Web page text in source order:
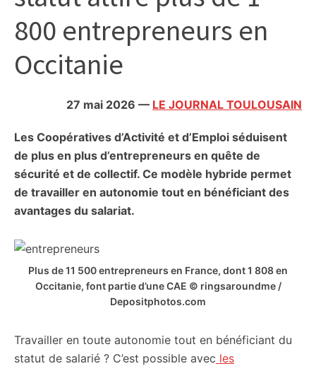
initiatives
citoyennes
800 entrepreneurs en
Occitanie
27 mai 2026 — LE JOURNAL TOULOUSAIN
Les Coopératives d’Activité et d’Emploi séduisent
de plus en plus d’entrepreneurs en quête de
sécurité et de collectif. Ce modèle hybride permet
de travailler en autonomie tout en bénéficiant des
avantages du salariat.
Plus de 11 500 entrepreneurs en France, dont 1 808 en
Occitanie, font partie d’une CAE © ringsaroundme /
Depositphotos.com
Travailler en toute autonomie tout en bénéficiant du
statut de salarié ? C’est possible avec les